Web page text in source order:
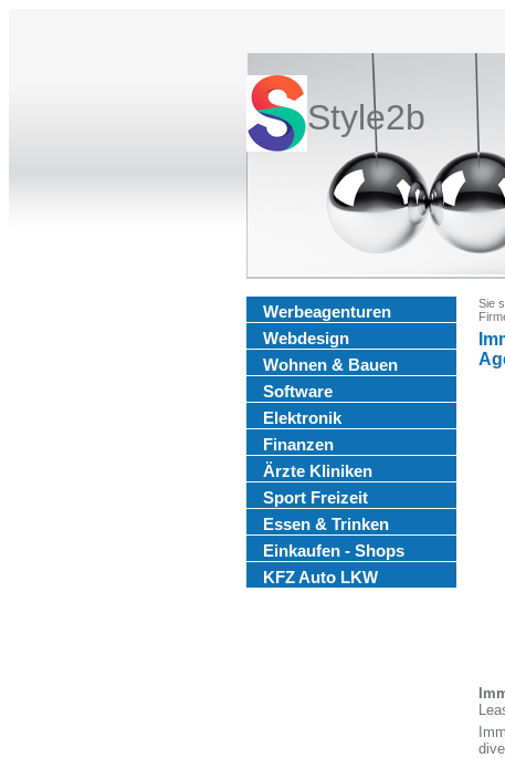
Style2b
Werbeagenturen
Webdesign
Wohnen & Bauen
Software
Elektronik
Finanzen
Ärzte Kliniken
Sport Freizeit
Essen & Trinken
Einkaufen - Shops
KFZ Auto LKW
Sie